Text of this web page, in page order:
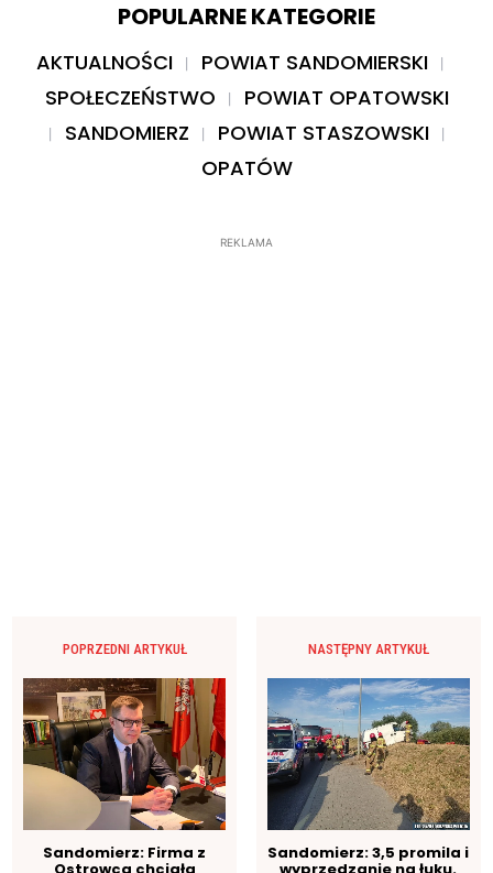
POPULARNE KATEGORIE
AKTUALNOŚCI
POWIAT SANDOMIERSKI
SPOŁECZEŃSTWO
POWIAT OPATOWSKI
SANDOMIERZ
POWIAT STASZOWSKI
OPATÓW
REKLAMA
POPRZEDNI ARTYKUŁ
Sandomierz: Firma z
NASTĘPNY ARTYKUŁ
Sandomierz: 3,5 promila i